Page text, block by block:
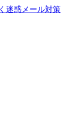
迷惑メール対策